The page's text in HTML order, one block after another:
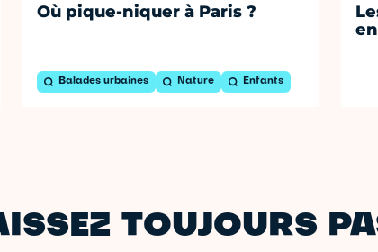
Où pique-niquer à Paris ?
Balades urbaines Nature Enfants
TOUJOURS